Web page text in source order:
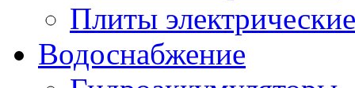
Плиты
Водоснабжение